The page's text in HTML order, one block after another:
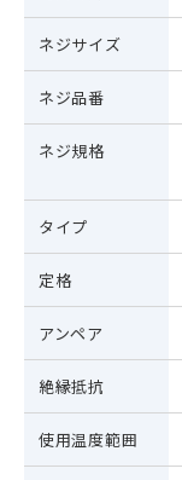
ネジサイズ
ネジ品番
ネジ規格
タイプ
定格
アンペア
絶縁抵抗
使用温度範囲